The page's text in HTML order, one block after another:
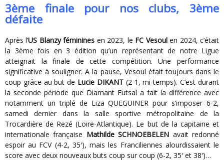
3ème finale pour nos clubs, 3ème
défaite
Après l’US Blanzy féminines en 2023, le FC Vesoulen 2024, c’était
la 3ème fois en 3 édition qu’un représentant de notre Ligue
atteignait la finale de cette compétition. Une performance
significative à souligner. A la pause, Vesoul était toujours dans le
coup grâce au but de Lucie DIKANT(2-1, mi-temps). C’est durant
la seconde période que Diamant Futsal a fait la différence avec
notamment un triplé de Liza QUEGUINER pour s’imposer 6-2,
samedi dernier dans la salle sportive métropolitaine de la
Trocardière de Rezé (Loire-Atlantique). Le but de la capitaine et
internationale française Mathilde SCHNOEBELEN avait redonné
espoir au FCV (4-2, 35′), mais les Franciliennes alourdissaient le
score avec deux nouveaux buts coup sur coup (6-2, 35′ et 38′)…